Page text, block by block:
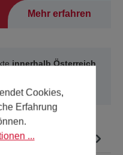
Mehr erfahren
innerhalb Österreich
unsereKontakt-Seite
Cookies,
Erfahrung
...